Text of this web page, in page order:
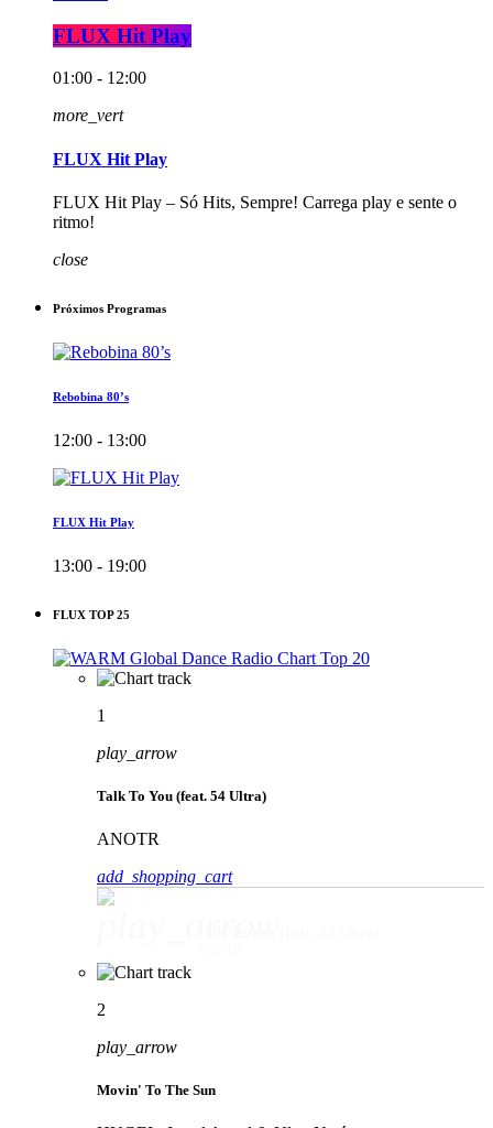
FLUX Hit Play
01:00 - 12:00
more_vert
FLUX Hit Play
FLUX Hit Play – Só Hits, Sempre! Carrega play e sente o
ritmo!
close
Próximos Programas
Rebobina 80’s
12:00 - 13:00
FLUX Hit Play
13:00 - 19:00
FLUX TOP 25
1
play_arrow
Talk To You (feat. 54 Ultra)
ANOTR
add_shopping_cart
2
play_arrow
Movin' To The Sun